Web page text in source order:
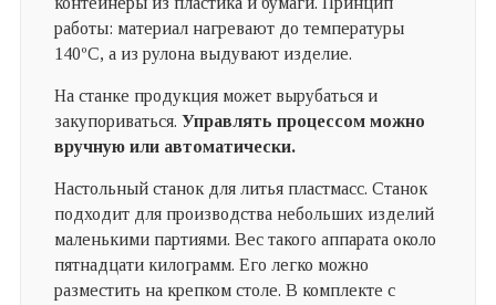
работы: материал нагревают до температуры
140ºC, а из рулона выдувают изделие.
На станке продукция может вырубаться и
закупориваться. Управлять процессом можно
вручную или автоматически.
Настольный станок для литья пластмасс. Станок
подходит для производства небольших изделий
маленькими партиями. Вес такого аппарата около
пятнадцати килограмм. Его легко можно
разместить на крепком столе. В комплекте с